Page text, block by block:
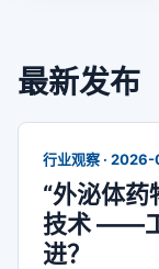
最新发布
行业观察 ·
“外泌体药
技术 ——
进？